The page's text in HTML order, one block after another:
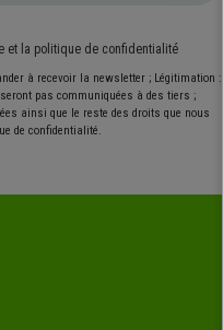
et la politique de confidentialité
à recevoir la newsletter ; Légitimation :
pas communiquées à des tiers ;
ainsi que le reste des droits que nous
de confidentialité.